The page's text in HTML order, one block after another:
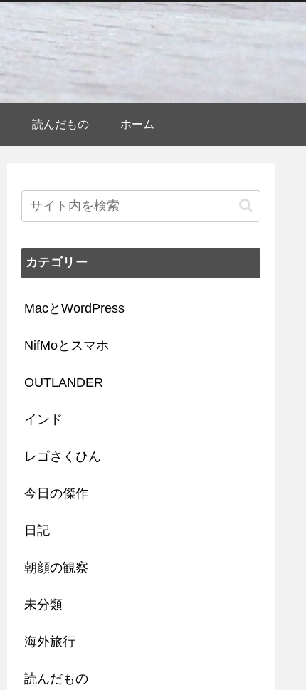
読んだもの ホーム
カテゴリー
MacとWordPress
NifMoとスマホ
OUTLANDER
インド
レゴさくひん
今日の傑作
日記
朝顔の観察
未分類
海外旅行
読んだもの